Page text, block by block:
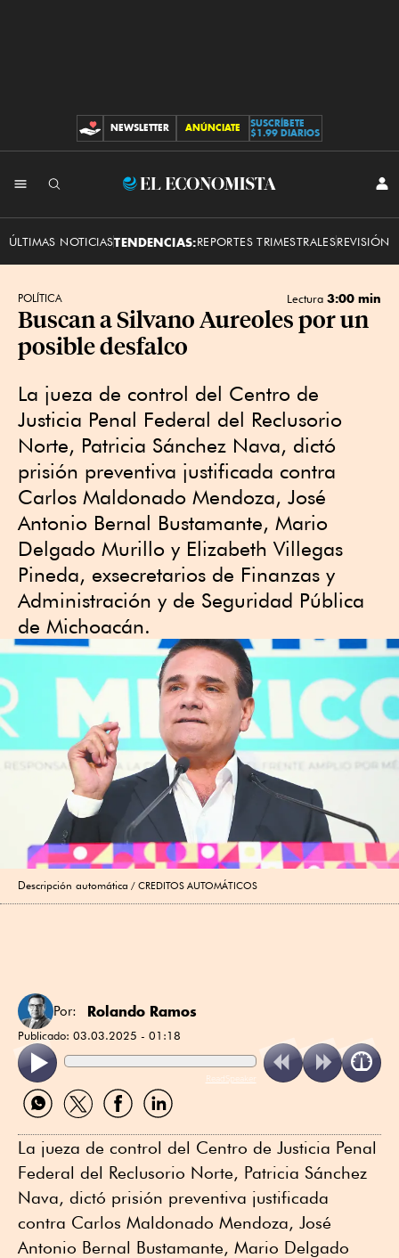
CONTRIBUCIONES
NEWSLETTER ANÚNCIATE
SUSCRÍBETE
$1.99 DIARIOS
El
ÚLTIMAS NOTICIASTENDENCIAS:REPORTES TRIMESTRALESREVISIÓN
POLÍTICA Lectura 3:00 min
Buscan a Silvano Aureoles por un
posible desfalco
La jueza de control del Centro de
Justicia Penal Federal del Reclusorio
Norte, Patricia Sánchez Nava, dictó
prisión preventiva justificada contra
Carlos Maldonado Mendoza, José
Antonio Bernal Bustamante, Mario
Delgado Murillo y Elizabeth Villegas
Pineda, exsecretarios de Finanzas y
Administración y de Seguridad Pública
de Michoacán.
Descripción automática CREDITOS AUTOMÁTICOS
Por: Rolando Ramos
Publicado: 03.03.2025 - 01:18
ReadSpeaker
Compartir
por
Compartir
por
Compartir
por
Compartir
por
La jueza de control del Centro de Justicia Penal
Federal del Reclusorio Norte, Patricia Sánchez
Nava, dictó prisión preventiva justificada
contra Carlos Maldonado Mendoza, José
Antonio Bernal Bustamante, Mario Delgado